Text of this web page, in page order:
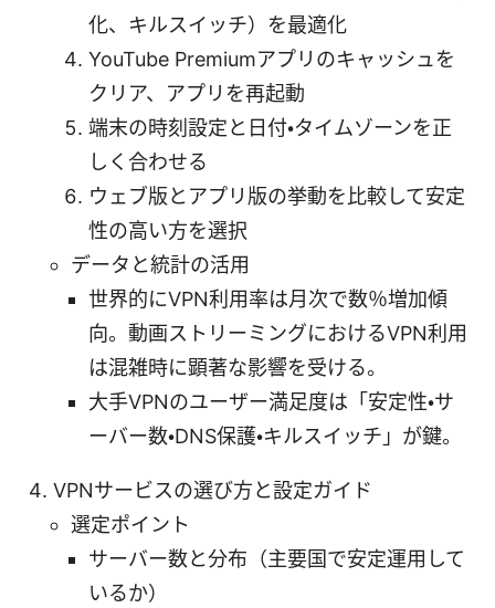
化、キルスイッチ）を最適化
YouTube Premiumアプリのキャッシュを
クリア、アプリを再起動
端末の時刻設定と日付・タイムゾーンを正
しく合わせる
ウェブ版とアプリ版の挙動を比較して安定
性の高い方を選択
データと統計の活用
世界的にVPN利用率は月次で数％増加傾
向。動画ストリーミングにおけるVPN利用
は混雑時に顕著な影響を受ける。
大手VPNのユーザー満足度は「安定性・サ
ーバー数・DNS保護・キルスイッチ」が鍵。
VPNサービスの選び方と設定ガイド
選定ポイント
サーバー数と分布（主要国で安定運用して
いるか）